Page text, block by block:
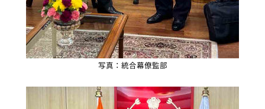
写真：統合幕僚監部